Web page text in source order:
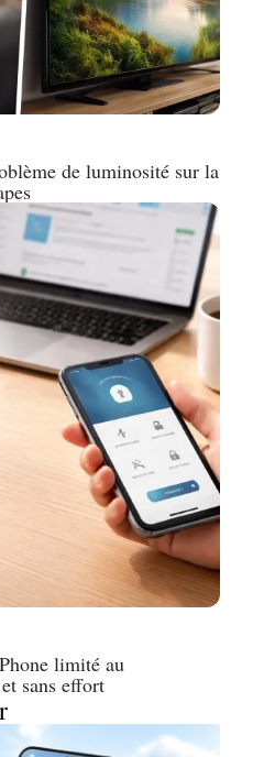
de luminosité sur la
limité au
sans effort